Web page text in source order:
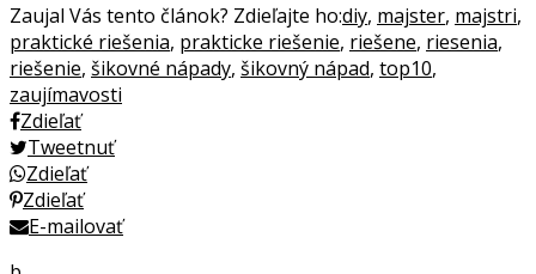
Zaujal Vás tento článok? Zdieľajte ho:diy, majster, majstri,
praktické riešenia, prakticke riešenie, riešene, riesenia,
riešenie, šikovné nápady, šikovný nápad, top10,
zaujímavosti
Zdieľať
Tweetnuť
Zdieľať
Zdieľať
E-mailovať